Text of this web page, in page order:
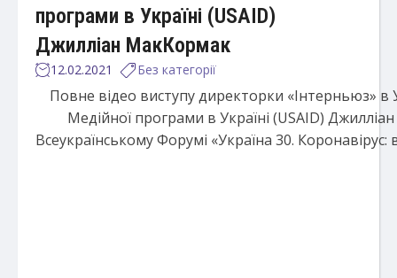
програми в Україні (USAID)
Джилліан МакКормак
12.02.2021 Без категорії
Повне відео виступу директорки «Інтерньюз» в
Медійної програми в Україні (USAID)
Всеукраїнському Форумі «Україна 30. Коронавірус: